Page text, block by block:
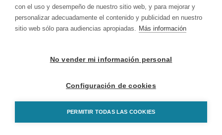
con el uso y desempeño de nuestro sitio web, y para mejorar y
personalizar adecuadamente el contenido y publicidad en nuestro
sitio web sólo para audiencias apropiadas. Más información
No vender mi información personal
Configuración de cookies
PERMITIR TODAS LAS COOKIES